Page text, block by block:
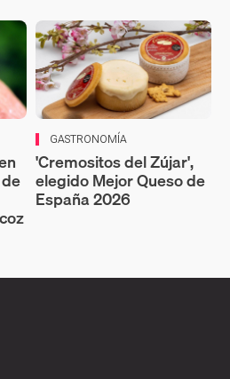
GASTRONOMÍA
'Cremositos del Zújar',
elegido Mejor Queso de
España 2026